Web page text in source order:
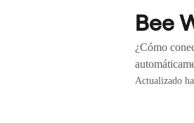
Bee
¿Cómo
Actualizado